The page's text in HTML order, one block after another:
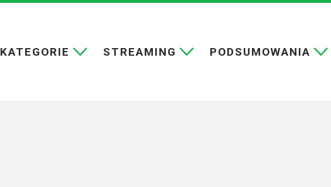
KATEGORIE STREAMING PODSUMOWANIA